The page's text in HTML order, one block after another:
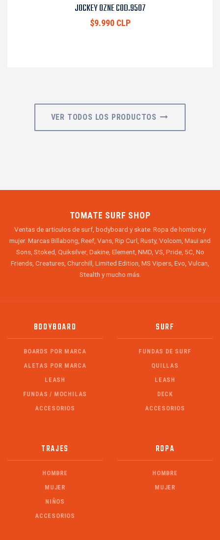
JOCKEY OZNE COD.9507
$9.990 CLP
VER TODOS LOS PRODUCTOS
TOMATE SURF SHOP
Ventas de articulos de surf, bodyboard y skate. Ropa de hombre y
mujer. Marcas Billabong, Reef, Vans, Rip Curl, Rusty, Volcom, Maui and
Sons, Stoked, Quiksilver, Dakine, Element, NMD, VS, Pride, 5C, No
Friends, Creatures, Churchill, Limited Edition, MS Vipers, Evo, Vulcan,
Stealth y mucho más.
BODYBOARD
BOARDS POR MARCA
ALETAS POR MARCA
LEASH
FUNDAS / MOCHILAS
ACCESORIOS
SURF
FUNDAS DE SURF
QUILLAS
LEASH
DECK
ACCESORIOS
TRAJES
HOMBRE
MUJER
NIÑOS
ACCESORIOS
ROPA
HOMBRE
MUJER